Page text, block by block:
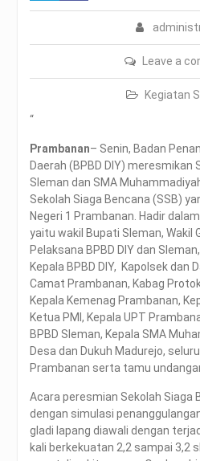
Leave a
Kegiatan
“
Prambanan– Senin, Badan
Daerah (BPBD DIY) meresmikan
Sleman dan SMA
Sekolah Siaga Bencana (SSB)
Negeri 1 Prambanan. Hadir
yaitu wakil Bupati Sleman, Wakil
Pelaksana BPBD DIY dan
Kepala BPBD DIY, Kapolsek dan
Camat Prambanan, Kabag
Kepala Kemenag Prambanan,
Ketua PMI, Kepala UPT
BPBD Sleman, Kepala SMA
Desa dan Dukuh Madurejo,
Prambanan serta tamu
Acara peresmian Sekolah Siaga
dengan simulasi
gladi lapang diawali dengan
kali berkekuatan 2,2 sampai 3,2